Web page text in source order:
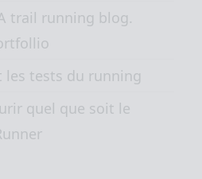
trail running blog.
les tests du running
quel que soit le